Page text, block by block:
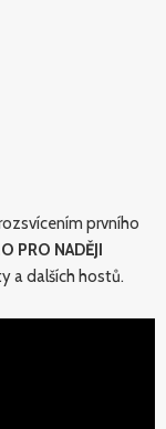
prvního
PRO NADĚJI
a dalších hostů.